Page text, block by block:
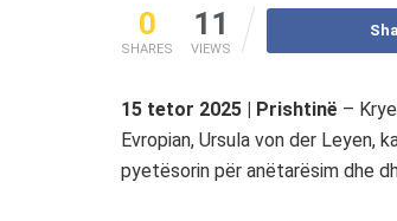
0
SHARES
11
VIEWS
15 tetor 2025 | Prishtinë –
Evropian, Ursula von der Leyen,
pyetësorin për anëtarësim dhe